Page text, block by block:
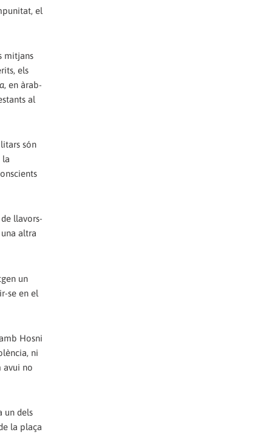
el
mitjans
els
, en àrab-
al
són
la
llavors-
altra
un
se en el
Hosni
ni
avui no
un dels
la plaça